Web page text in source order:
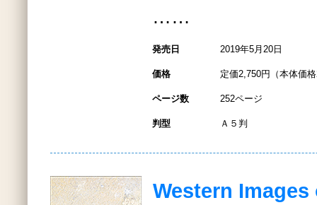
……
発売日 2019年5月20日
価格 定価2,750円（本体価
ページ数 252ページ
判型 Ａ５判
Western